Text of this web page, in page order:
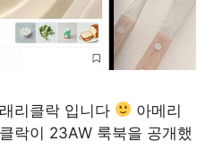
리클락 입니다
아메리
락이 23AW 룩북을 공개했